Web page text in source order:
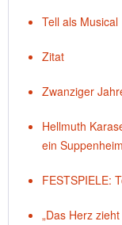
Tell als Musical
Zitat
Zwanziger
Hellmuth
ein Suppenheim
FESTSPIELE:
„Das Herz